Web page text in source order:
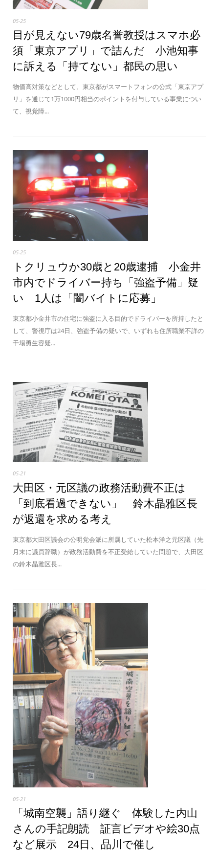
05-25
目が見えない79歳名誉教授はスマホ必
須「東京アプリ」で詰んだ 小池知事
に訴える「持てない」都民の思い
物価高対策などとして、東京都がスマートフォンの公式「東京アプ
リ」を通じて1万1000円相当のポイントを付与している事業につい
て、視覚障...
05-25
トクリュウか30歳と20歳逮捕 小金井
市内でドライバー持ち「強盗予備」疑
い 1人は「闇バイトに応募」
東京都小金井市の住宅に強盗に入る目的でドライバーを所持したと
して、警視庁は24日、強盗予備の疑いで、いずれも住所職業不詳の
干場勇生容疑...
05-21
大田区・元区議の政務活動費不正は
「到底看過できない」 鈴木晶雅区長
が返還を求める考え
東京都大田区議会の公明党会派に所属していた松本洋之元区議（先
月末に議員辞職）が政務活動費を不正受給していた問題で、大田区
の鈴木晶雅区長...
05-21
「城南空襲」語り継ぐ 体験した内山
さんの手記朗読 証言ビデオや絵30点
など展示 24日、品川で催し